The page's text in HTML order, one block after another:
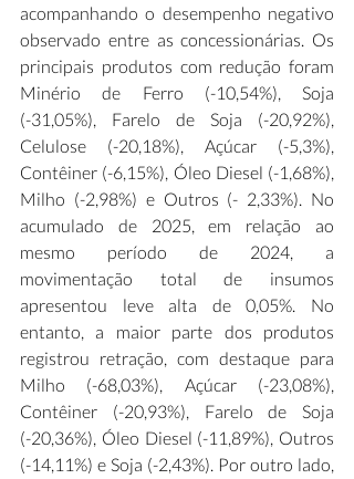
acompanhando o desempenho negativo
observado entre as concessionárias. Os
principais produtos com redução foram
Minério de Ferro (-10,54%), Soja
(-31,05%), Farelo de Soja (-20,92%),
Celulose (-20,18%), Açúcar (-5,3%),
Contêiner (-6,15%), Óleo Diesel (-1,68%),
Milho (-2,98%) e Outros (- 2,33%). No
acumulado de 2025, em relação ao
mesmo período de 2024, a
movimentação total de insumos
apresentou leve alta de 0,05%. No
entanto, a maior parte dos produtos
registrou retração, com destaque para
Milho (-68,03%), Açúcar (-23,08%),
Contêiner (-20,93%), Farelo de Soja
(-20,36%), Óleo Diesel (-11,89%), Outros
(-14,11%) e Soja (-2,43%). Por outro lado,